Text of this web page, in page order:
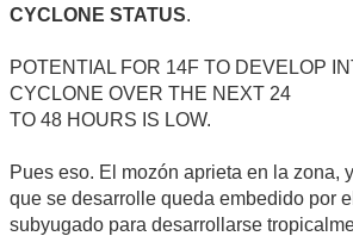
CYCLONE STATUS.
POTENTIAL FOR 14F TO DEVELOP
CYCLONE OVER THE NEXT 24
TO 48 HOURS IS LOW.
Pues eso. El mozón aprieta en la zona,
que se desarrolle queda embedido por
subyugado para desarrollarse